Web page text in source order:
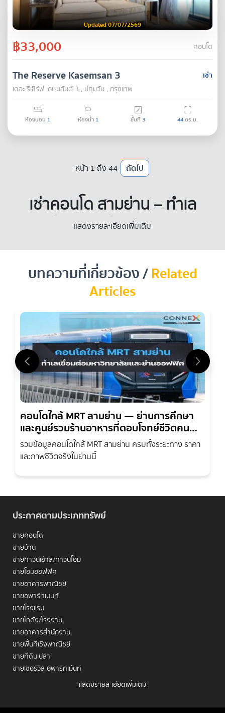
Updated 07/07/2569
฿33,000 คอนโด
เช่า
The Reserve Kasemsan 3
เดอะ รีเซิร์ฟ เกษมสันต์ 3 , ปทุมวัน , กรุงเทพ
ห้องนอน 1 ห้องน้ำ 1 ชั้นที่3 44ตร.ม.
หน้า 1 ถึง 44 ถัดไป
เช่าคอนโด สามย่าน – ทำเล
ทองสำหรับอยู่อาศัยและลงทุน
หากจะมองหาทำเลที่สะท้อนถึงการปรับตัวของกรุงเทพฯ สู่
เมืองสมัยใหม่ได้อย่างชัดเจนที่สุด "สามย่าน" คือหนึ่งในคำ
ตอบอันดับต้นๆ ย่านนี้ไม่ได้เป็นเพียงพื้นที่การศึกษาที่มี
ประวัติศาสตร์ยาวนาน แต่ได้กลายเป็น Smart City ต้นแบบที่
ผสมผสานวิถีชีวิตดั้งเดิมเข้ากับนวัตกรรมและแหล่งไลฟ์สไตล์
ระดับโลก การตัดสินใจ
ที่พัก แต่คือการก้าวเข้ามาอยู่ใน Ecosystem ที่เอื้อต่อการ
เรียนรู้และการทำงานอย่างมีประสิทธิภาพ บนทำเลที่เชื่อมต่อ
ย่านธุรกิจสีลม-สาทร และย่านช้อปปิ้งสยามไว้ด้วยกันอย่าง
ลงตัว
1. ภาพรวมทำเล
แสดงรายละเอียดเพิ่มเติม
บทความที่เกี่ยวข้อง /Related
Articles
คอนโดใกล้ MRT สามย่าน — ย่านการศึกษา
และศูนย์รวมร้านอาหารที่ตอบโจทย์ชีวิตคน
เมือง | Connex Property
รวมข้อมูลคอนโดใกล้ MRT สามย่าน ครบทั้งระยะทาง ราคา
และภาพชีวิตจริงในย่านนี้
ประกาศตามประเภททรัพย์
ขายคอนโด
ขายบ้าน
ขายทาวน์เฮ้าส์/ทาวน์โฮม
ขายโฮมออฟฟิศ
ขายอาคารพาณิชย์
ขายอพาร์ทเมนท์
ขายโรงแรม
ขายโกดัง/โรงงาน
ขายอาคารสำนักงาน
ขายพื้นที่เชิงพาณิชย์
ขายที่ดินเปล่า
ขายเซอร์วิส อพาร์ทเม้นท์
เช่าบ้าน
แสดงรายละเอียดเพิ่มเติม